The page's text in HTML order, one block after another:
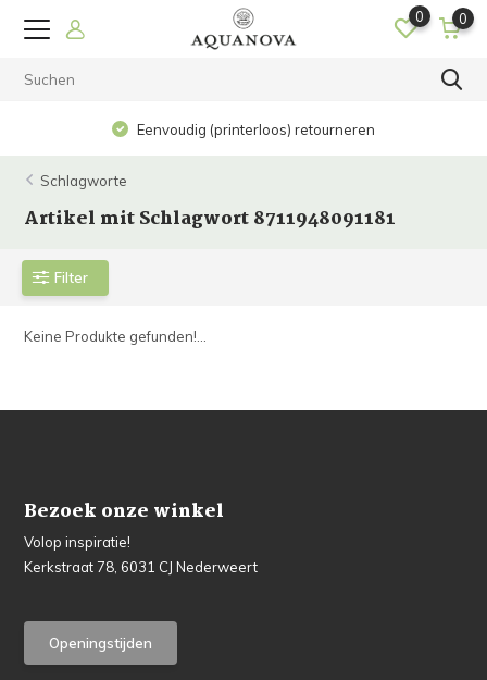
0 0
Eenvoudig (printerloos) retourneren
Schlagworte
Artikel mit Schlagwort 8711948091181
Filter
Keine Produkte gefunden!...
Bezoek onze winkel
Volop inspiratie!
Kerkstraat 78, 6031 CJ Nederweert
Openingstijden